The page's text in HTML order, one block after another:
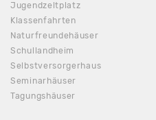
Jugendzeltplatz
Klassenfahrten
Naturfreundehäuser
Schullandheim
Selbstversorgerhaus
Seminarhäuser
Tagungshäuser